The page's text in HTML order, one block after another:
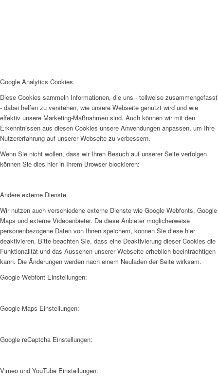
Google Analytics Cookies
Diese Cookies sammeln Informationen, die uns - teilweise zusammengefasst
- dabei helfen zu verstehen, wie unsere Webseite genutzt wird und wie
effektiv unsere Marketing-Maßnahmen sind. Auch können wir mit den
Erkenntnissen aus diesen Cookies unsere Anwendungen anpassen, um Ihre
Nutzererfahrung auf unserer Webseite zu verbessern.
Wenn Sie nicht wollen, dass wir Ihren Besuch auf unserer Seite verfolgen
können Sie dies hier in Ihrem Browser blockieren:
Andere externe Dienste
Wir nutzen auch verschiedene externe Dienste wie Google Webfonts, Google
Maps und externe Videoanbieter. Da diese Anbieter möglicherweise
personenbezogene Daten von Ihnen speichern, können Sie diese hier
deaktivieren. Bitte beachten Sie, dass eine Deaktivierung dieser Cookies die
Funktionalität und das Aussehen unserer Webseite erheblich beeinträchtigen
kann. Die Änderungen werden nach einem Neuladen der Seite wirksam.
Google Webfont Einstellungen:
Google Maps Einstellungen:
Google reCaptcha Einstellungen:
Vimeo und YouTube Einstellungen: